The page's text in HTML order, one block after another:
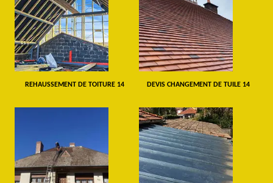
REHAUSSEMENT DE TOITURE 14 DEVIS CHANGEMENT DE TUILE 14